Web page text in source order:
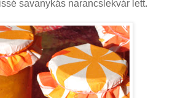
savanykás narancslekvár lett.